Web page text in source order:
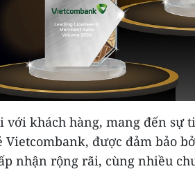
với khách hàng, mang đến sự
Vietcombank, được đảm bảo
nhận rộng rãi, cùng nhiều